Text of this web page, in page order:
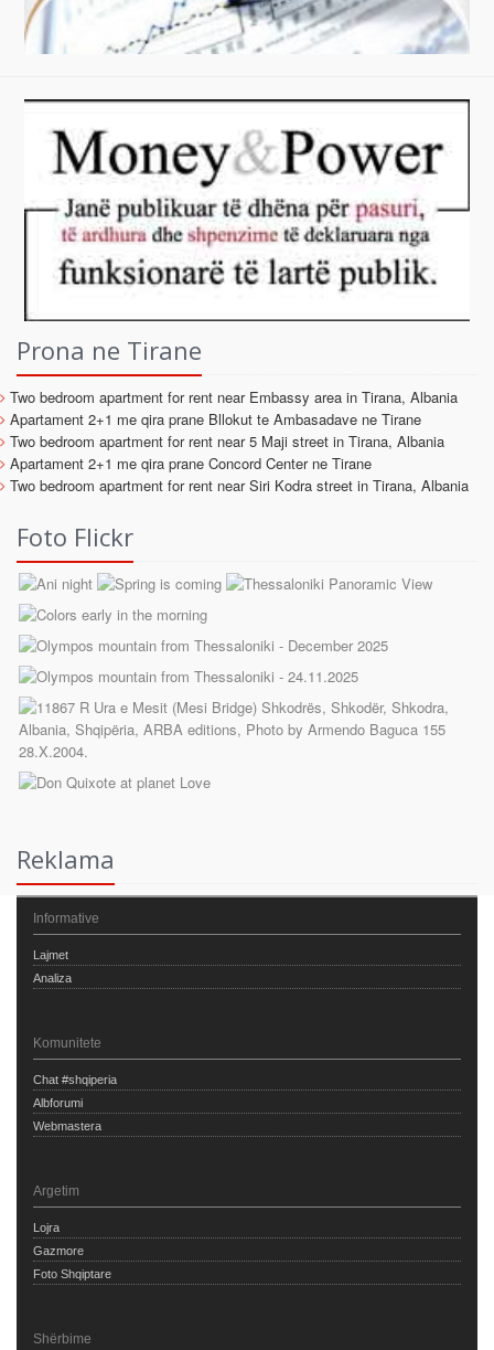
Prona ne Tirane
Two bedroom apartment for rent near Embassy area in Tirana, Albania
Apartament 2+1 me qira prane Bllokut te Ambasadave ne Tirane
Two bedroom apartment for rent near 5 Maji street in Tirana, Albania
Apartament 2+1 me qira prane Concord Center ne Tirane
Two bedroom apartment for rent near Siri Kodra street in Tirana, Albania
Foto Flickr
Reklama
Informative
Lajmet
Analiza
Komunitete
Chat #shqiperia
Albforumi
Webmastera
Argetim
Lojra
Gazmore
Foto Shqiptare
Shërbime